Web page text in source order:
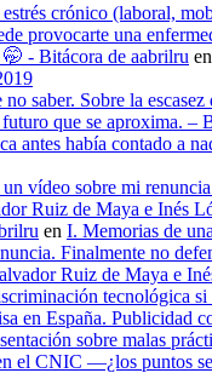
crónico (laboral,
provocarte una
🤭 - Bitácora de aabrilru en
saber. Sobre la escasez
que se aproxima. –
antes había contado a
vídeo sobre mi renuncia
Ruiz de Maya e Inés
en I. Memorias de
Finalmente no
Ruiz de Maya e
tecnológica si
en España. Publicidad
sobre malas
el CNIC —¿los puntos